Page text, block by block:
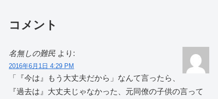
コメント
名無しの難民 より:
2016年6月1日 4:29 PM
「『今は』もう大丈夫だから」なんて言ったら、
『過去は』大丈夫じゃなかった、元同僚の子供の言って